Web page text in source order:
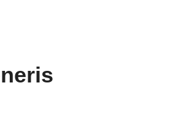
sveikatinimui ir reabilitacijai.